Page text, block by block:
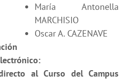
María Antonella
MARCHISIO
Oscar A. CAZENAVE
al Curso del Campus